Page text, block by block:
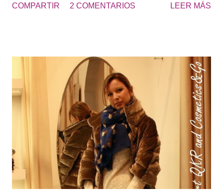
principales funciones son : - R egular la temperatura corpora l.
invierno , una de las estaciones donde nuestra piel sufre más
agresiones climáticas, por eso, tal como os comenté en:
Razones para cuidar nuestra piel es importante mantenerla
integra y saludable. Las partes de nuestro cuerpo que más
sufren más el frío, son el rostro y las manos , que están
directamente en contacto con el exterior. Los principales
síntomas son la deshidratación y sequedad extrema en al...
COMPARTIR 2 COMENTARIOS LEER MÁS